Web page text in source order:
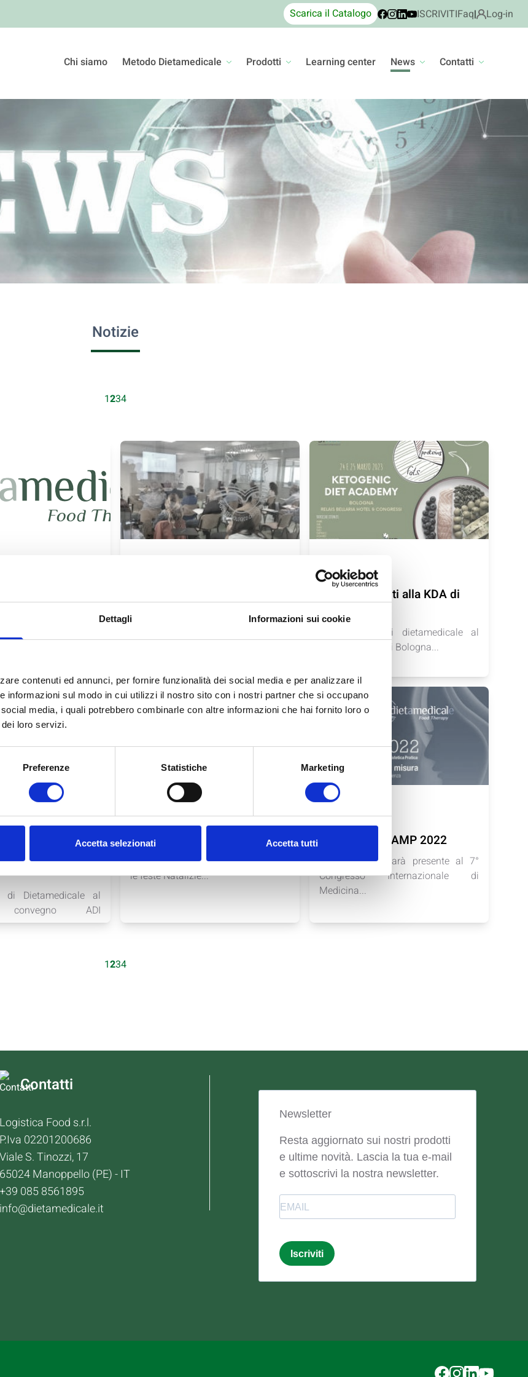
Dettagli Informazioni sui cookie
contenuti ed annunci, per fornire funzionalità dei social media e per analizzare il
informazioni sul modo in cui utilizzi il nostro sito con i nostri partner che si occupano
media, i quali potrebbero combinarle con altre informazioni che hai fornito loro o
loro servizi.
Preferenze Statistiche Marketing
Accetta selezionati Accetta tutti
Scarica il Catalogo ISCRIVITIFaq| Log-in
Chi siamo Metodo Dietamedicale Prodotti Learning center News Contatti
Notizie
1234
chetogenica
16/03/2023
Siamo presenti alla KDA di
Bologna
La presenza di dietamedicale al
convegno KDA di Bologna...
al Convegno
tumore alla
di Dietamedicale al
convegno ADI
news
01/12/2022
Chiusura Natalizia
La nostra azienda resterà chiusa per
le feste Natalizie...
news
18/10/2022
Congresso ICAMP 2022
Dietamedicale sarà presente al 7°
Congresso Internazionale di
Medicina...
1234
Contatti
Logistica Food s.r.l.
P.Iva 02201200686
Viale S. Tinozzi, 17
65024 Manoppello (PE) - IT
+39 085 8561895
info@dietamedicale.it
Newsletter
Resta aggiornato sui nostri prodotti
e ultime novità. Lascia la tua e-mail
e sottoscrivi la nostra newsletter.
Email
Iscriviti